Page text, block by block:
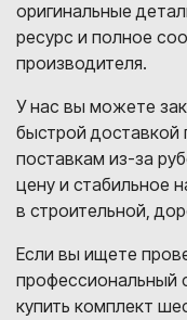
оригинальные
ресурс и полное
производителя.
У нас вы можете
быстрой доставкой
поставкам из-за
цену и стабильное
в строительной,
Если вы ищете
профессиональный
купить комплект